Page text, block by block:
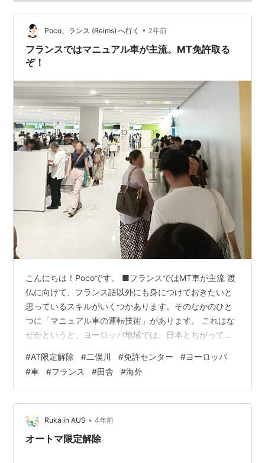
Poco、ランス (Reims) へ行く • 2年前
フランスではマニュアル車が主流。MT免許取る
ぞ！
こんにちは！Pocoです。 ■フランスではMT車が主流 渡
仏に向けて、フランス語以外にも身につけておきたいと
思っているスキルがいくつかあります。そのなかのひと
つに「マニュアル車の運転技術」があります。 これはな
ぜかというと、ヨーロッパ地域では、日本とちがってマ
MTのほうが主流かは、わかりやすく説明してくださるブ
ログがたくさんあるので割愛しますが、私の夫や義家族
のケースでいえばオートマ車（以下、AT）よりMTのほう
が燃費が良く、安いからというのがMTをより好む主な理
由です。 また、フランスは運転免許をとる際にATやMT
と分けないので、免許を取…
#AT限定解除 #二俣川 #免許センター #ヨーロッパ
#車 #フランス #田舎 #海外
Ruka in AUS • 4年前
オートマ限定解除